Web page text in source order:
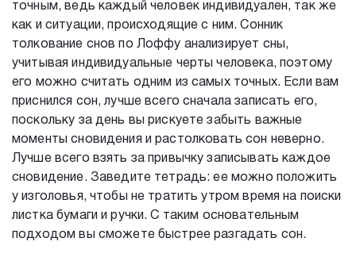
точным, ведь каждый человек индивидуален, так же
как и ситуации, происходящие с ним. Сонник
толкование снов по Лоффу анализирует сны,
учитывая индивидуальные черты человека, поэтому
его можно считать одним из самых точных. Если вам
приснился сон, лучше всего сначала записать его,
поскольку за день вы рискуете забыть важные
моменты сновидения и растолковать сон неверно.
Лучше всего взять за привычку записывать каждое
сновидение. Заведите тетрадь: ее можно положить
у изголовья, чтобы не тратить утром время на поиски
листка бумаги и ручки. С таким основательным
подходом вы сможете быстрее разгадать сон.